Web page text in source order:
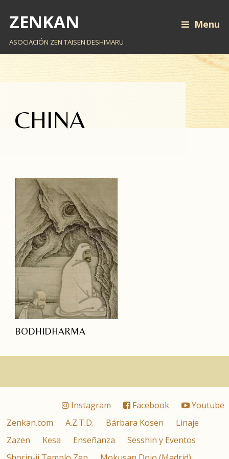
ZENKAN
ASOCIACIÓN ZEN TAISEN DESHIMARU
Menu
CHINA
BODHIDHARMA
Instagram Facebook
Youtube
Zenkan.com
A.Z.T.D. Bárbara Kosen
Linaje
Zazen
Kesa Enseñanza
Sesshin y Eventos